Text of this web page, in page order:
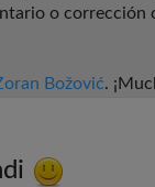
o corrección
Božović.